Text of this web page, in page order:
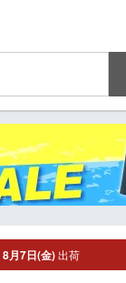
8月7日(金)出荷